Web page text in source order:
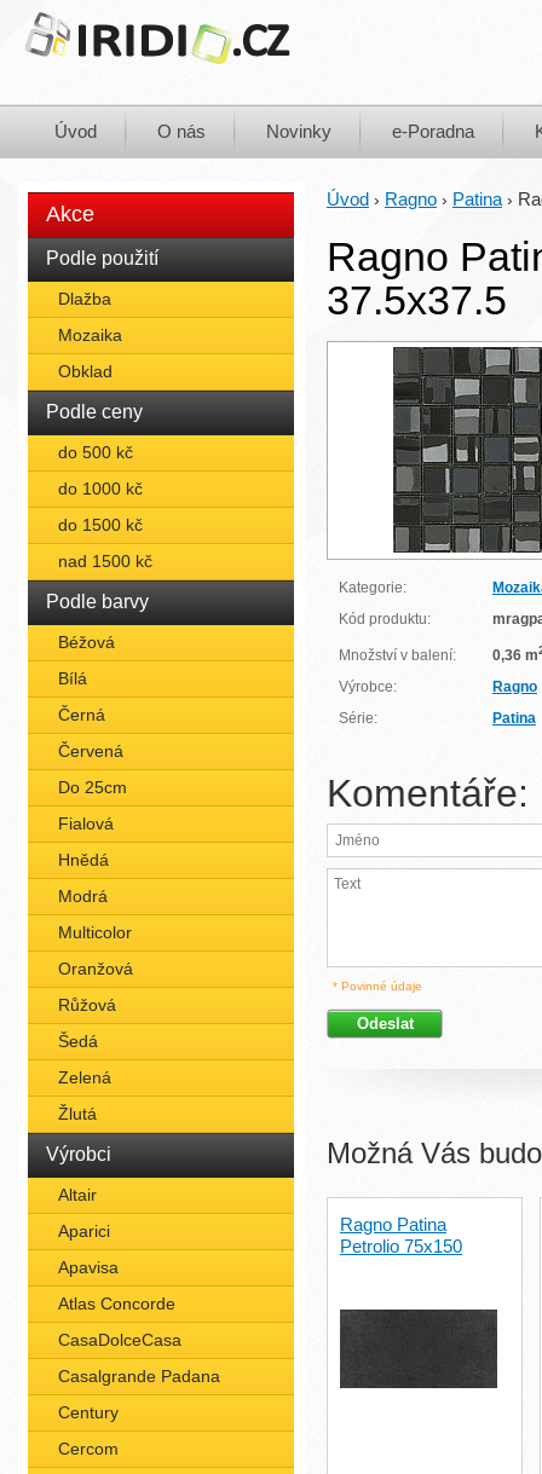
Úvod O nás Novinky e-Poradna
Akce
Podle použití
Dlažba
Mozaika
Obklad
Podle ceny
do 500 kč
do 1000 kč
do 1500 kč
nad 1500 kč
Podle barvy
Béžová
Bílá
Černá
Červená
Do 25cm
Fialová
Hnědá
Modrá
Multicolor
Oranžová
Růžová
Šedá
Zelená
Žlutá
Výrobci
Altair
Aparici
Apavisa
Atlas Concorde
CasaDolceCasa
Casalgrande Padana
Century
Cercom
Úvod › Ragno › Patina ›
Ragno
37.5x37.5
Kategorie:
Kód produktu:
Množství v balení: 0,36 m
Výrobce:
Ragno
Série:
Patina
Komentáře:
* Povinné údaje
Možná Vás
Ragno Patina
Petrolio 75x150